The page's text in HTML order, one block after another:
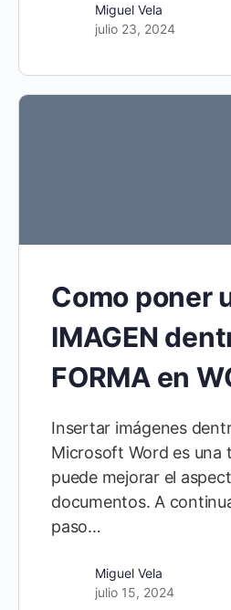
Miguel Vela
julio 23, 2024
Como poner
IMAGEN
FORMA en
Insertar imágenes
Microsoft Word es una
puede mejorar el
documentos. A
paso…
Miguel Vela
julio 15, 2024